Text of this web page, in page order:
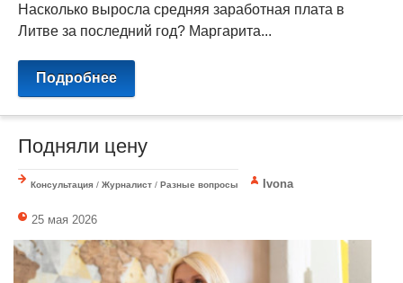
Насколько выросла средняя заработная плата в
Литве за последний год? Маргарита...
Подробнее
Подняли цену
Консультация / Журналист / Разные вопросы Ivona
25 мая 2026